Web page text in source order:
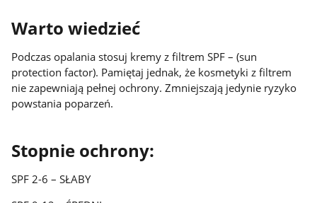
Warto wiedzieć
Podczas opalania stosuj kremy z filtrem SPF – (sun
protection factor). Pamiętaj jednak, że kosmetyki z filtrem
nie zapewniają pełnej ochrony. Zmniejszają jedynie ryzyko
powstania poparzeń.
Stopnie ochrony:
SPF 2-6 – SŁABY